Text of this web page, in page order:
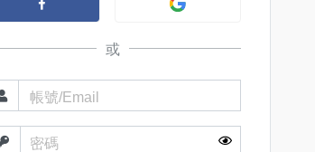
或
帳號/Email
密碼